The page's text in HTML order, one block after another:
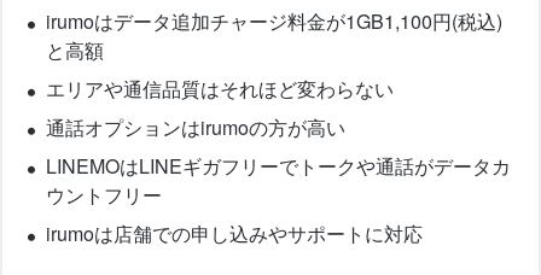
irumoはデータ追加チャージ料金が1GB1,100円(税込)
と高額
エリアや通信品質はそれほど変わらない
通話オプションはirumoの方が高い
LINEMOはLINEギガフリーでトークや通話がデータカ
ウントフリー
irumoは店舗での申し込みやサポートに対応